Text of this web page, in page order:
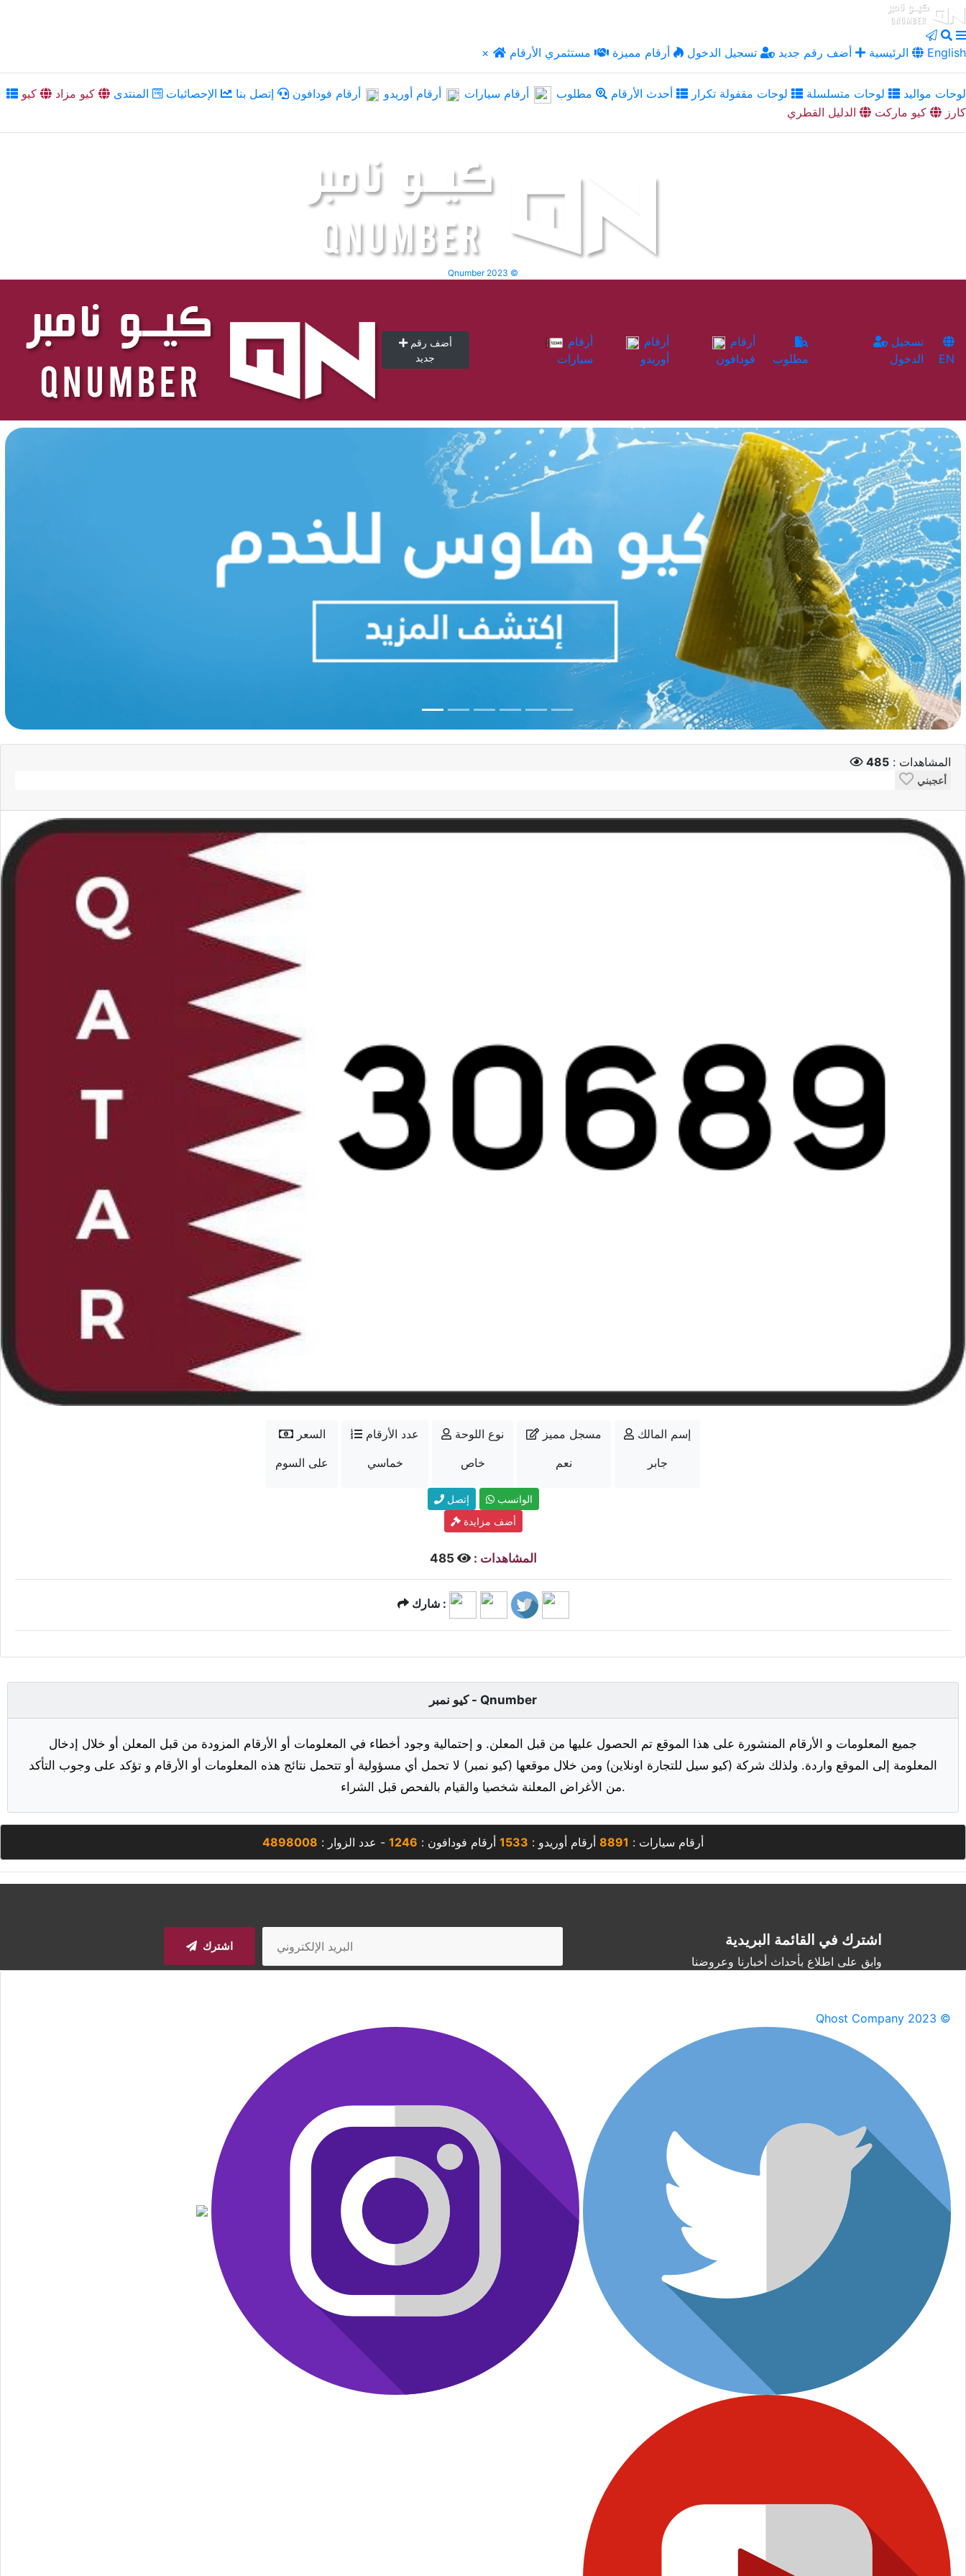
× الرئيسية أضف رقم جديد تسجيل الدخول أرقام مميزة مستثمري الأرقام English
لوحات مواليد لوحات متسلسلة لوحات مقفولة تكرار أحدث الأرقام مطلوب أرقام سيارات أرقام أوريدو أرقام فودافون إتصل بنا الإحصائيات المنتدى كيو مزاد
كيو
كارز
كيو ماركت الدليل القطري
Qnumber 2023 ©
أضف رقم
جديد
سيارات
أوريدو
فودافون
مطلوب
الدخول
EN
المشاهدات : 485
أعجبني
السعر
على السوم
عدد الأرقام
خماسي
نوع اللوحة
خاص
مسجل مميز
نعم
إسم المالك
جابر
إتصل
الواتسب
أضف مزايدة
المشاهدات :
شارك :
كيو نمبر - Qnumber
جميع المعلومات و الأرقام المنشورة على هذا الموقع تم الحصول عليها من قبل المعلن. و إحتمالية وجود أخطاء في المعلومات أو الأرقام المزودة من قبل المعلن أو خلال إدخال
المعلومة إلى الموقع واردة. ولذلك شركة (كيو سيل للتجارة اونلاين) ومن خلال موقعها (كيو نمبر) لا تحمل أي مسؤولية أو تتحمل نتائج هذه المعلومات أو الأرقام و تؤكد على وجوب التأكد
من الأغراض المعلنة شخصيا والقيام بالفحص قبل الشراء.
أرقام سيارات : 8891 أرقام أوريدو : 1533 أرقام فودافون : 1246 - عدد الزوار : 4898008
اشترك في القائمة البريدية
وابق على اطلاع بأحداث أخبارنا وعروضنا
اشترك
Qhost Company 2023 ©